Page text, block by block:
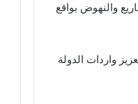
والنهوض بواقع
واردات الدولة